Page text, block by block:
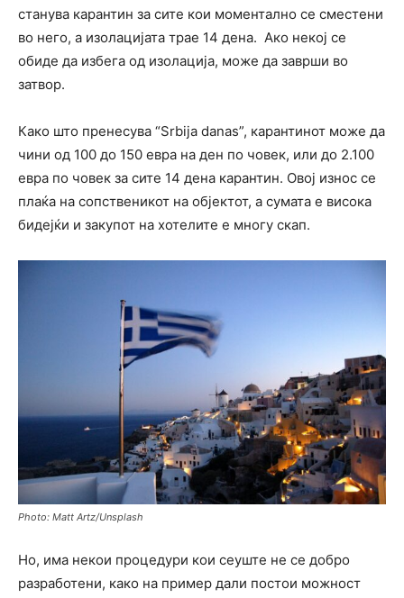
станува карантин за сите кои моментално се сместени
во него, а изолацијата трае 14 дена. Ако некој се
обиде да избега од изолација, може да заврши во
затвор.
Како што пренесува “Srbija danas”, карантинот може да
чини од 100 до 150 евра на ден по човек, или до 2.100
евра по човек за сите 14 дена карантин. Овој износ се
плаќа на сопственикот на објектот, а сумата е висока
бидејќи и закупот на хотелите е многу скап.
Photo: Matt Artz/Unsplash
Но, има некои процедури кои сеуште не се добро
разработени, како на пример дали постои можност